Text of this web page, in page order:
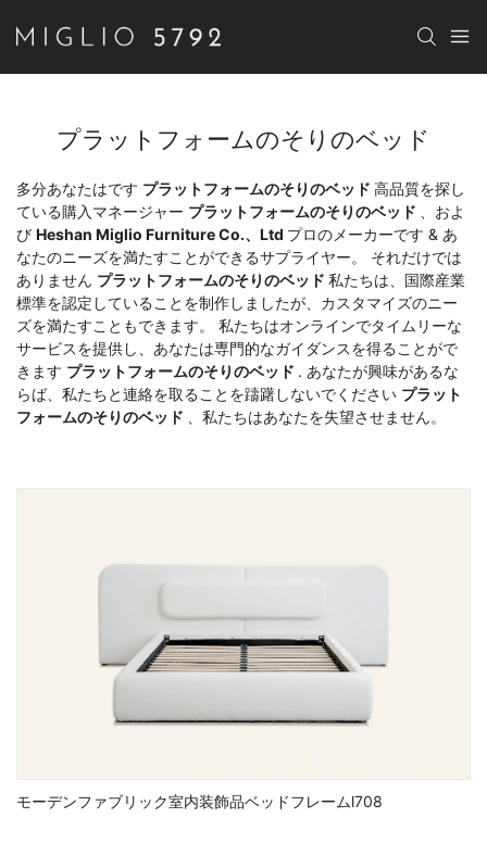
プラットフォームのそりのベッド
多分あなたはです プラットフォームのそりのベッド 高品質を探し
ている購入マネージャー プラットフォームのそりのベッド
、およ
び Heshan Miglio Furniture Co.、Ltd プロのメーカーです & あ
なたのニーズを満たすことができるサプライヤー。 それだけでは
ありません プラットフォームのそりのベッド 私たちは、国際産業
標準を認定していることを制作しましたが、カスタマイズのニー
ズを満たすこともできます。 私たちはオンラインでタイムリーな
サービスを提供し、あなたは専門的なガイダンスを得ることがで
きます プラットフォームのそりのベッド . あなたが興味があるな
らば、私たちと連絡を取ることを躊躇しないでください プラット
フォームのそりのベッド
、私たちはあなたを失望させません。
モーデンファブリック室内装飾品ベッドフレームl708